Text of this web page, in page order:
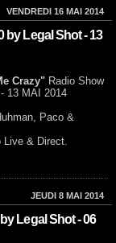
VENDREDI 16 MAI 2014
by Legal Shot - 13
Crazy" Radio Show
13 MAI 2014
Paco &
Live & Direct.
JEUDI 8 MAI 2014
Legal Shot - 06